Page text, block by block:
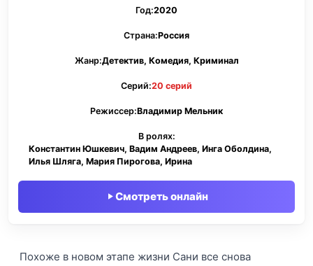
Год:2020
Страна:Россия
Жанр:Детектив, Комедия, Криминал
Серий:20 серий
Режиссер:Владимир Мельник
В ролях:
Константин Юшкевич, Вадим Андреев, Инга Оболдина,
Илья Шляга, Мария Пирогова, Ирина
Смотреть онлайн
Похоже в новом этапе жизни Сани все снова